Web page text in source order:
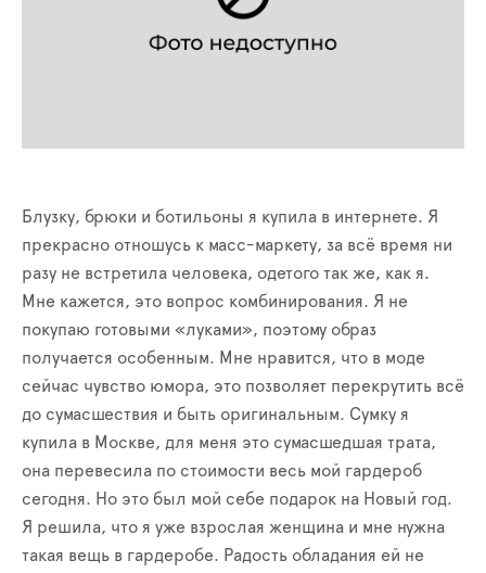
Блузку, брюки и ботильоны я купила в интернете. Я
прекрасно отношусь к масс-маркету, за всё время ни
разу не встретила человека, одетого так же, как я.
Мне кажется, это вопрос комбинирования. Я не
покупаю готовыми «луками», поэтому образ
получается особенным. Мне нравится, что в моде
сейчас чувство юмора, это позволяет перекрутить всё
до сумасшествия и быть оригинальным. Сумку я
купила в Москве, для меня это сумасшедшая трата,
она перевесила по стоимости весь мой гардероб
сегодня. Но это был мой себе подарок на Новый год.
Я решила, что я уже взрослая женщина и мне нужна
такая вещь в гардеробе. Радость обладания ей не